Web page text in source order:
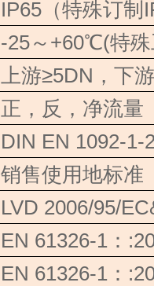
IP65 （特殊订制
-25～ +60℃(特殊
上游≥5DN ，下游
正，反，净流量
DIN EN 1092-1-
销售使用地标准
LVD 2006/95/
EN 61326-1 ：
EN 61326-1 ：